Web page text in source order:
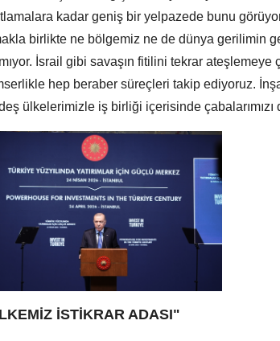
kadar geniş bir yelpazede bunu
birlikte ne bölgemiz ne de dünya gerilimin
İsrail gibi savaşın fitilini tekrar ateşlemeye
hep beraber süreçleri takip ediyoruz.
ülkelerimizle iş birliği içerisinde çabalarımızı
İSTİKRAR ADASI"